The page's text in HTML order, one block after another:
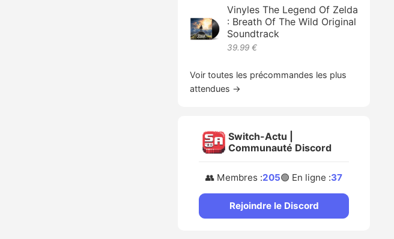
Vinyles The Legend Of Zelda
: Breath Of The Wild Original
Soundtrack
39.99 €
Voir toutes les précommandes les plus
attendues →
Switch-Actu |
Communauté Discord
👥 Membres :205🟢 En ligne :37
Rejoindre le Discord